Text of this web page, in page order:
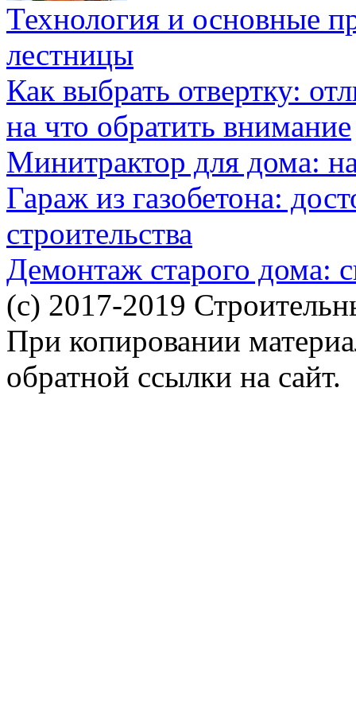
Технология и основные
лестницы
Как выбрать отвертку:
на что обратить внимание
Минитрактор для дома:
Гараж из газобетона:
строительства
Демонтаж старого дома:
(c) 2017-2019
При копировании
обратной ссылки на сайт.